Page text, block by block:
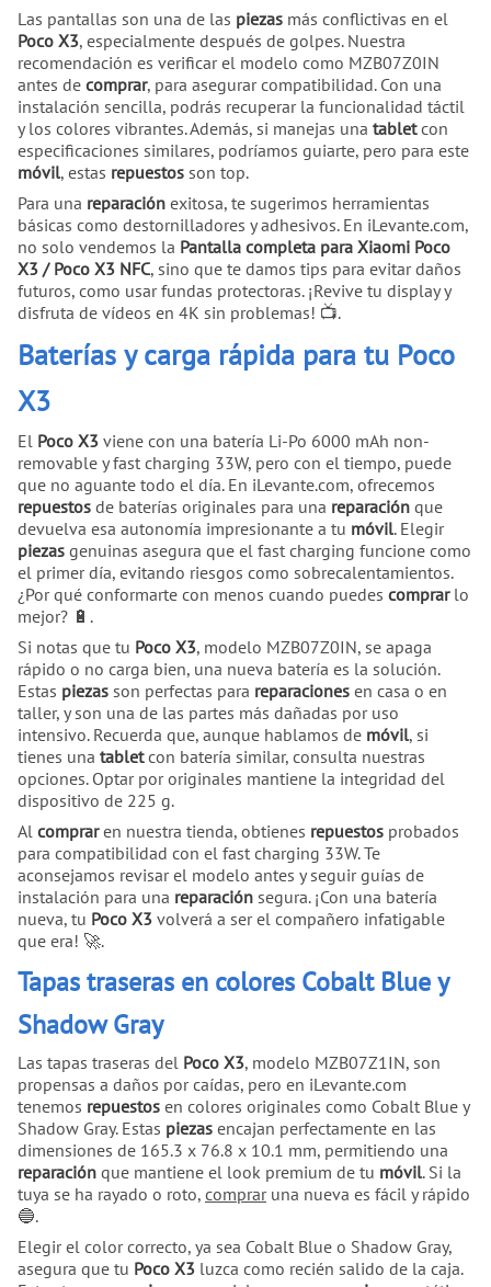
Las pantallas son una de las piezas más conflictivas en el
Poco X3, especialmente después de golpes. Nuestra
recomendación es verificar el modelo como MZB07Z0IN
antes de comprar, para asegurar compatibilidad. Con una
instalación sencilla, podrás recuperar la funcionalidad táctil
y los colores vibrantes. Además, si manejas una tabletcon
especificaciones similares, podríamos guiarte, pero para este
móvil, estas repuestos son top.
Para una reparación exitosa, te sugerimos herramientas
básicas como destornilladores y adhesivos. En iLevante.com,
no solo vendemos la Pantalla completa para Xiaomi Poco
X3 / Poco X3 NFC, sino que te damos tips para evitar daños
futuros, como usar fundas protectoras. ¡Revive tu display y
disfruta de vídeos en 4K sin problemas! 📺.
Baterías y carga rápida para tu Poco
X3
El Poco X3 viene con una batería Li-Po 6000 mAh non-
removable y fast charging 33W, pero con el tiempo, puede
que no aguante todo el día. En iLevante.com, ofrecemos
repuestos de baterías originales para una reparación que
devuelva esa autonomía impresionante a tu móvil. Elegir
piezas genuinas asegura que el fast charging funcione como
el primer día, evitando riesgos como sobrecalentamientos.
¿Por qué conformarte con menos cuando puedes comprarlo
mejor? 🔋.
Si notas que tu Poco X3, modelo MZB07Z0IN, se apaga
rápido o no carga bien, una nueva batería es la solución.
Estas piezas son perfectas para reparaciones en casa o en
taller, y son una de las partes más dañadas por uso
intensivo. Recuerda que, aunque hablamos de móvil, si
tienes una tabletcon batería similar, consulta nuestras
opciones. Optar por originales mantiene la integridad del
dispositivo de 225 g.
Al compraren nuestra tienda, obtienes repuestos probados
para compatibilidad con el fast charging 33W. Te
aconsejamos revisar el modelo antes y seguir guías de
instalación para una reparación segura. ¡Con una batería
nueva, tu Poco X3 volverá a ser el compañero infatigable
que era! 🚀.
Tapas traseras en colores Cobalt Blue y
Shadow Gray
Las tapas traseras del Poco X3, modelo MZB07Z1IN, son
propensas a daños por caídas, pero en iLevante.com
tenemos repuestos en colores originales como Cobalt Blue y
Shadow Gray. Estas piezas encajan perfectamente en las
dimensiones de 165.3 x 76.8 x 10.1 mm, permitiendo una
reparación que mantiene el look premium de tu móvil. Si la
tuya se ha rayado o roto, compraruna nueva es fácil y rápido
🔵.
Elegir el color correcto, ya sea Cobalt Blue o Shadow Gray,
asegura que tu Poco X3 luzca como recién salido de la caja.